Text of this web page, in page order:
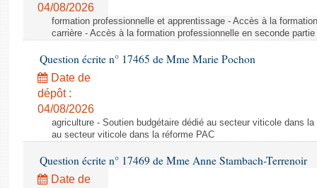
04/08/2026
formation professionnelle et apprentissage - Accès à la
carrière - Accès à la formation professionnelle en seconde partie
Question écrite n° 17465 de Mme Marie Pochon
Date de
dépôt :
04/08/2026
agriculture - Soutien budgétaire dédié au secteur viticole dans
au secteur viticole dans la réforme PAC
Question écrite n° 17469 de Mme Anne Stambach-Terrenoir
Date de